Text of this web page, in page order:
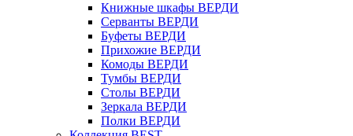
Книжные шкафы ВЕРДИ
Серванты ВЕРДИ
Буфеты ВЕРДИ
Прихожие ВЕРДИ
Комоды ВЕРДИ
Тумбы ВЕРДИ
Столы ВЕРДИ
Зеркала ВЕРДИ
Полки ВЕРДИ